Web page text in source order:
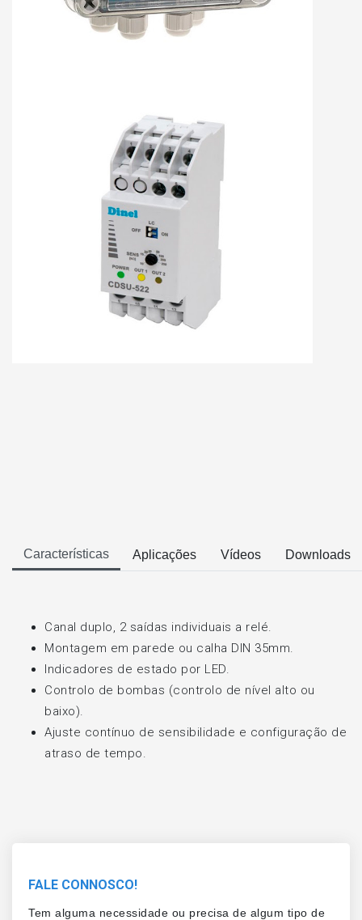
Características Aplicações Vídeos Downloads
Canal duplo, 2 saídas individuais a relé.
Montagem em parede ou calha DIN 35mm.
Indicadores de estado por LED.
Controlo de bombas (controlo de nível alto ou
baixo).
Ajuste contínuo de sensibilidade e configuração de
atraso de tempo.
FALE CONNOSCO!
Tem alguma necessidade ou precisa de algum tipo de